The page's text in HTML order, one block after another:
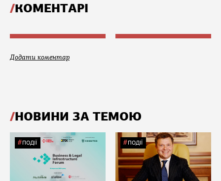
КОМЕНТАРІ
Додати коментар
НОВИНИ ЗА ТЕМОЮ
ПОДІЇ ПОДІЇ